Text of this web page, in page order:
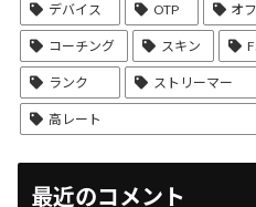
デバイス OTP オ
コーチング スキン
ランク ストリーマー
高レート
最近のコメント